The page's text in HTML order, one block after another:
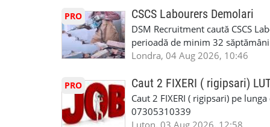
oferta pe care sa o folositi la
WhatsApp: +44 7467 838 881
numele, experienta si data la
link-ul de jos. Sanatate si mult
INSTALLATION LIMITED
PRO CSCS Labourers Demolari
DSM Recruitment caută CSCS
perioadă de minim 32
oferă ore suplimentare și
informații, contactați-ne la: 📞
Londra, 04 Aug 2026, 10:46
PRO Caut 2 FIXERI ( rigipsari)
Caut 2 FIXERI ( rigipsari) pe
07305310339
Luton, 03 Aug 2026, 12:58